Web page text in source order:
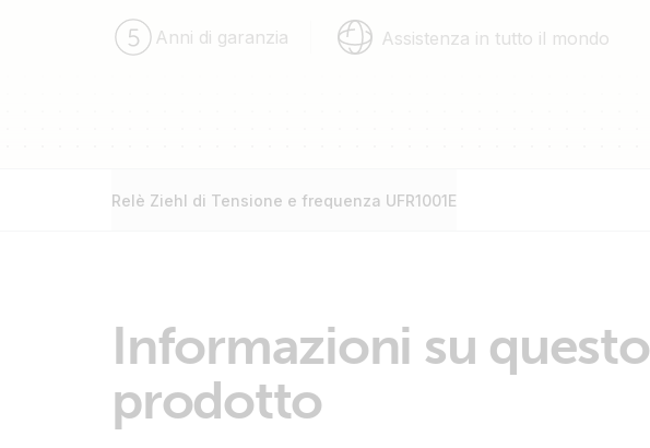
Anni di garanzia Assistenza in tutto il mondo
Relè Ziehl di Tensione e frequenza UFR1001E
Informazioni su questo
prodotto